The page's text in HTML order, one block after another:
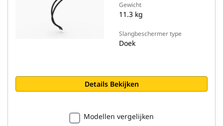
Gewicht
11.3 kg
Slangbeschermer type
Doek
Details Bekijken
Modellen vergelijken